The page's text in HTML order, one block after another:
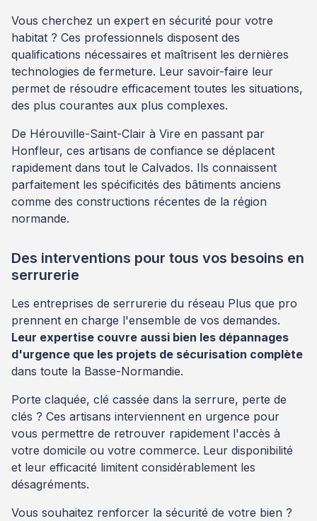
Vous cherchez un expert en sécurité pour votre
habitat ? Ces professionnels disposent des
qualifications nécessaires et maîtrisent les dernières
technologies de fermeture. Leur savoir-faire leur
permet de résoudre efficacement toutes les situations,
des plus courantes aux plus complexes.
De Hérouville-Saint-Clair à Vire en passant par
Honfleur, ces artisans de confiance se déplacent
rapidement dans tout le Calvados. Ils connaissent
parfaitement les spécificités des bâtiments anciens
comme des constructions récentes de la région
normande.
Des interventions pour tous vos besoins en
serrurerie
Les entreprises de serrurerie du réseau Plus que pro
prennent en charge l'ensemble de vos demandes.
Leur expertise couvre aussi bien les dépannages
d'urgence que les projets de sécurisation complète
dans toute la Basse-Normandie.
Porte claquée, clé cassée dans la serrure, perte de
clés ? Ces artisans interviennent en urgence pour
vous permettre de retrouver rapidement l'accès à
votre domicile ou votre commerce. Leur disponibilité
et leur efficacité limitent considérablement les
désagréments.
Vous souhaitez renforcer la sécurité de votre bien ?